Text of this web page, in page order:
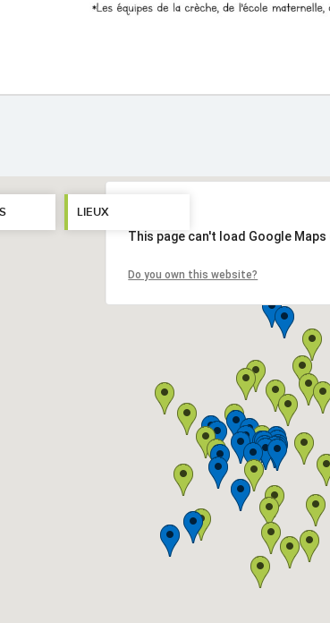
LIEUX
This page can't load Google
Do you own this website?